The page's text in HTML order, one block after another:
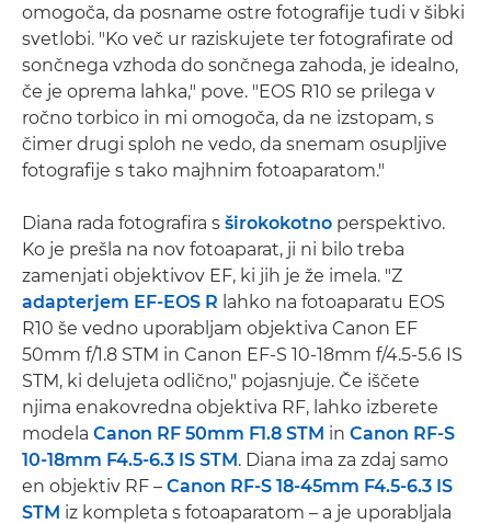
omogoča, da posname ostre fotografije tudi v šibki
svetlobi. "Ko več ur raziskujete ter fotografirate od
sončnega vzhoda do sončnega zahoda, je idealno,
če je oprema lahka," pove. "EOS R10 se prilega v
ročno torbico in mi omogoča, da ne izstopam, s
čimer drugi sploh ne vedo, da snemam osupljive
fotografije s tako majhnim fotoaparatom."
Diana rada fotografira s širokokotno perspektivo.
Ko je prešla na nov fotoaparat, ji ni bilo treba
zamenjati objektivov EF, ki jih je že imela. "Z
adapterjem EF-EOS R lahko na fotoaparatu EOS
R10 še vedno uporabljam objektiva Canon EF
50mm f/1.8 STM in Canon EF-S 10-18mm f/4.5-5.6 IS
STM, ki delujeta odlično," pojasnjuje. Če iščete
njima enakovredna objektiva RF, lahko izberete
modela Canon RF 50mm F1.8 STM in Canon RF-S
10-18mm F4.5-6.3 IS STM. Diana ima za zdaj samo
en objektiv RF – Canon RF-S 18-45mm F4.5-6.3 IS
STM iz kompleta s fotoaparatom – a je uporabljala